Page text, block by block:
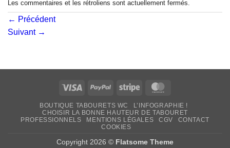
Les commentaires et les rétroliens sont actuellement fermés.
← Précédent
Suivant →
Visa PayPal Stripe
BOUTIQUE TABOURETS WC
L’INFOGRAPHIE !
CHOISIR LA BONNE HAUTEUR DE TABOURET
PROFESSIONNELS
MENTIONS LÉGALES CGV
CONTACT
COOKIES
Copyright 2026 © Flatsome Theme